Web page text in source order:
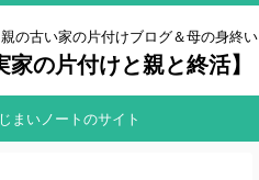
の古い家の片付けブログ＆母の身終い
の片付けと親と終活】
まいノートのサイト